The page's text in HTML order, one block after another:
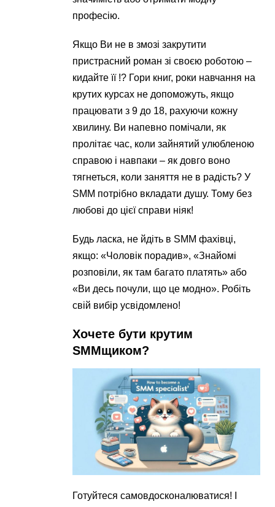
професію.
Якщо Ви не в змозі закрутити
пристрасний роман зі своєю роботою –
кидайте її !? Гори книг, роки навчання на
крутих курсах не допоможуть, якщо
працювати з 9 до 18, рахуючи кожну
хвилину. Ви напевно помічали, як
пролітає час, коли зайнятий улюбленою
справою і навпаки – як довго воно
тягнеться, коли заняття не в радість? У
SMM потрібно вкладати душу. Тому без
любові до цієї справи ніяк!
Будь ласка, не йдіть в SMM фахівці,
якщо: «Чоловік порадив», «Знайомі
розповіли, як там багато платять» або
«Ви десь почули, що це модно». Робіть
свій вибір усвідомлено!
Хочете бути крутим
SMMщиком?
Готуйтеся самовдосконалюватися! І